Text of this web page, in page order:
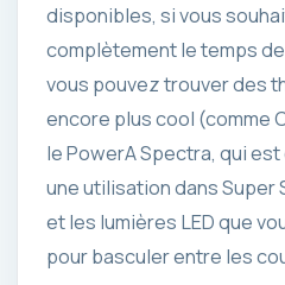
disponibles, si vous
complètement le temps
vous pouvez trouver des
encore plus cool (comme
le PowerA Spectra, qui
une utilisation dans Super
et les lumières LED que
pour basculer entre les